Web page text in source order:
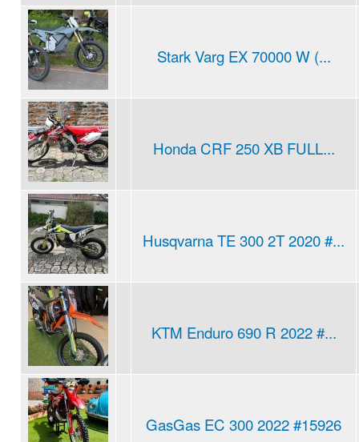
Stark Varg EX 70000 W (...
Honda CRF 250 XB FULL...
Husqvarna TE 300 2T 2020 #...
KTM Enduro 690 R 2022 #...
GasGas EC 300 2022 #15926